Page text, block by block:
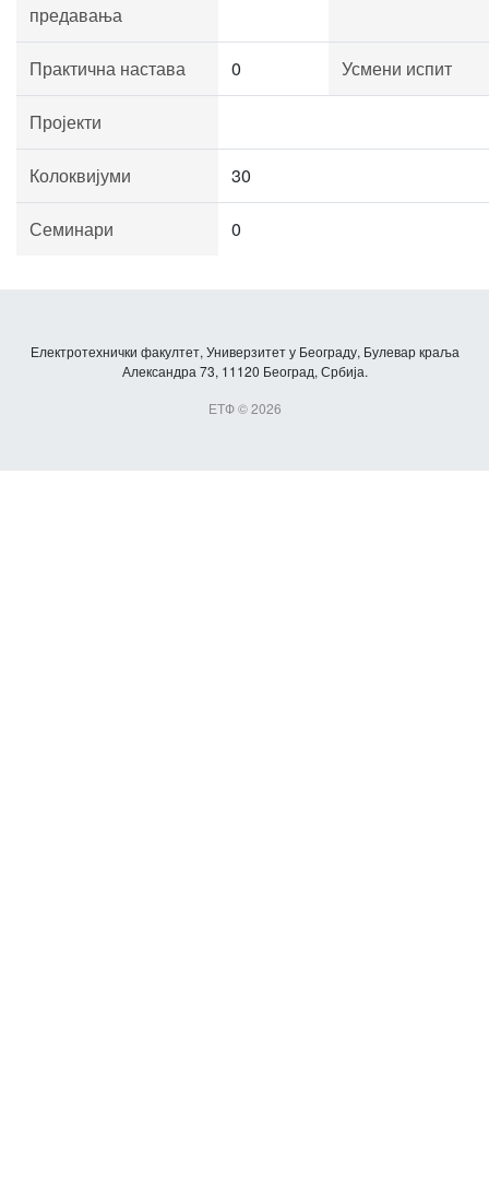
предавања
Практична настава 0 Усмени испит
Пројекти
Колоквијуми 30
Семинари 0
Електротехнички факултет, Универзитет у Београду, Булевар краља
Александра 73, 11120 Београд, Србија.
ЕТФ © 2026